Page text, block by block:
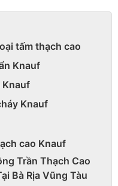
tấm thạch cao
Knauf
Knauf
Knauf
cao Knauf
Trần Thạch Cao
Bà Rịa Vũng Tàu